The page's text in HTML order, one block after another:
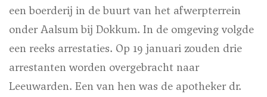
een boerderij in de buurt van het afwerpterrein
onder Aalsum bij Dokkum. In de omgeving volgde
een reeks arrestaties. Op 19 januari zouden drie
arrestanten worden overgebracht naar
Leeuwarden. Een van hen was de apotheker dr.